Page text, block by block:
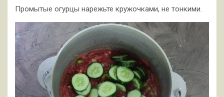
Промытые огурцы нарежьте кружочками, не тонкими.